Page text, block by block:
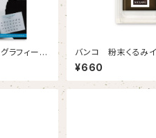
ラフィー
バンコ 粉末くるみ
ュラル
¥660